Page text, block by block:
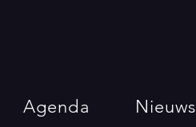
Agenda Nieuws